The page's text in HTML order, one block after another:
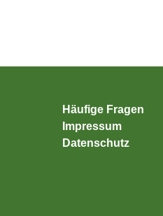
Häufige Fragen
Impressum
Datenschutz